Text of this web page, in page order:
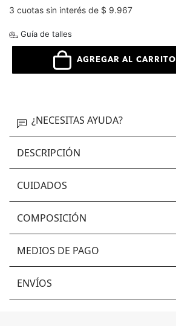
3 cuotas sin interés de $ 9.967
Guía de talles
AGREGAR AL CARRITO
¿NECESITAS AYUDA?
DESCRIPCIÓN
CUIDADOS
COMPOSICIÓN
MEDIOS DE PAGO
ENVÍOS